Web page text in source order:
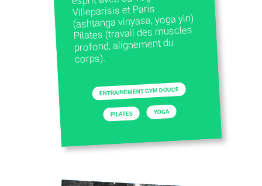
Villeparisis et Paris
(ashtanga vinyasa, yoga yin)
Pilates (travail des muscles
profond, alignement du
corps).
ENTRAINEMENT GYM DOUCE
PILATES YOGA